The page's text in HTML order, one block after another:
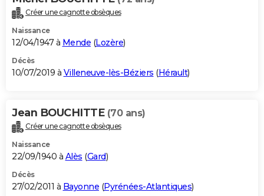
Créer une cagnotte obsèques
Naissance
12/04/1947 à Mende (Lozère)
Décès
10/07/2019 à Villeneuve-lès-Béziers (Hérault)
Jean BOUCHITTE (70 ans)
Créer une cagnotte obsèques
Naissance
22/09/1940 à Alès (Gard)
Décès
27/02/2011 à Bayonne (Pyrénées-Atlantiques)